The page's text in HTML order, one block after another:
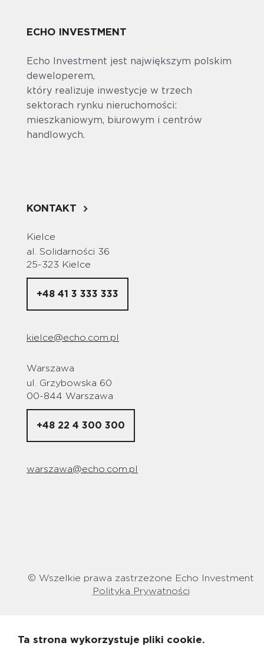
ECHO INVESTMENT
Echo Investment jest największym polskim
deweloperem,
który realizuje inwestycje w trzech
sektorach rynku nieruchomości:
mieszkaniowym, biurowym i centrów
handlowych.
KONTAKT
Kielce
al. Solidarności 36
25-323 Kielce
+48 41 3 333 333
kielce@echo.com.pl
Warszawa
ul. Grzybowska 60
00-844 Warszawa
+48 22 4 300 300
warszawa@echo.com.pl
© Wszelkie prawa zastrzeżone Echo Investment
Polityka Prywatności
Ta strona wykorzystuje pliki cookie.